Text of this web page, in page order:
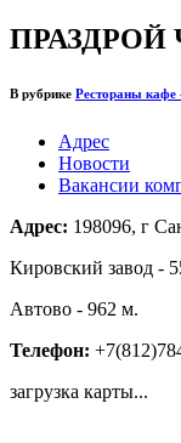
В рубрике Рестораны
Адрес
Новости
Вакансии
Адрес: 198096, г
Кировский завод -
Автово - 962 м.
Телефон:
загрузка карты...